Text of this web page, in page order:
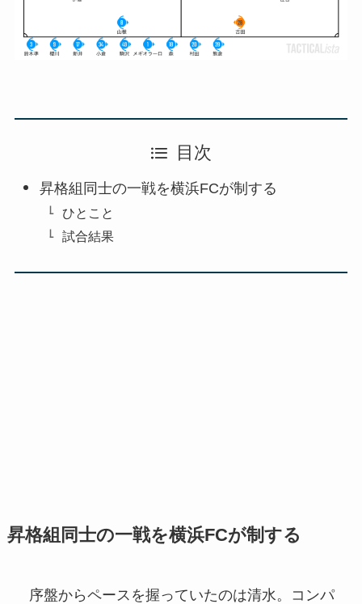
目次
昇格組同士の一戦を横浜FCが制する
ひとこと
試合結果
昇格組同士の一戦を横浜FCが制する
序盤からペースを握っていたのは清水。コンパ